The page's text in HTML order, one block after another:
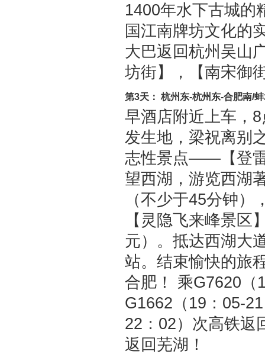
1400年水下古城的
国江南牌坊文化的
大巴返回杭州吴山
坊街】，【南宋御
第3天： 杭州东-杭州东-合肥南/
早酒店附近上车，
发生地，梁祝离别
志性景点——【登
望西湖，游览西湖
（不少于45分钟
【灵隐飞来峰景
元）。抵达西湖大
站。结束愉快的旅
合肥！ 乘G7620（
G1662（19：05-
22：02）次高铁返
返回芜湖！